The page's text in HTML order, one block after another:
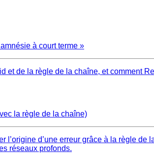
à court terme »
de la règle de la chaîne, et comment
la règle de la chaîne)
d’une erreur grâce à la règle
réseaux profonds.